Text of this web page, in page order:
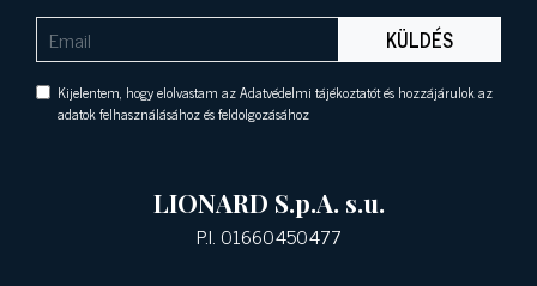
KÜLDÉS
Kijelentem, hogy elolvastam az Adatvédelmi tájékoztatót és hozzájárulok az
adatok felhasználásához és feldolgozásához
LIONARD S.p.A. s.u.
P.I. 01660450477